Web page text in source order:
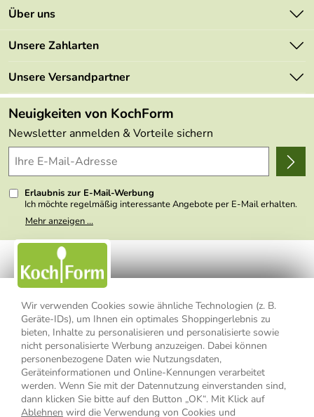
Wir verwenden Cookies sowie ähnliche Technologien (z. B.
Geräte-IDs), um Ihnen ein optimales Shoppingerlebnis zu
bieten, Inhalte zu personalisieren und personalisierte sowie
nicht personalisierte Werbung anzuzeigen. Dabei können
personenbezogene Daten wie Nutzungsdaten,
Geräteinformationen und Online-Kennungen verarbeitet
werden. Wenn Sie mit der Datennutzung einverstanden sind,
dann klicken Sie bitte auf den Button „OK“. Mit Klick auf
Ablehnen wird die Verwendung von Cookies und
Kontakt
Mehrwertsteuerfrei
Retourenportal
FAQs
Lieferbedingungen
Delivery Terms
Kundenlogin
Über uns
Marken
Angebote
Made in Germany
Themen
Wir über uns
Presse
Unsere Zahlarten
Unsere Versandpartner
Neuigkeiten von KochForm
Newsletter anmelden & Vorteile sichern
Erlaubnis zur E-Mail-Werbung
Ich möchte regelmäßig interessante Angebote per E-Mail erhalten.
Meine E-Mail-Adresse wird nicht an andere Unternehmen
weitergegeben. Zu statistischen Zwecken wird in anonymer Form
nicht erkennbar, welche konkrete Person geklickt hat. Diese
Einwilligung zur Nutzung meiner E-Mail- Adresse für Werbezwecke
kann ich jederzeit mit Wirkung für die Zukunft widerrufen, indem ich
den Link "Abmelden" am Ende des Newsletters anklicke oder die
Option Newsletter im Mitgliederbereich deaktiviere. Die
Mehr anzeigen ...
Impressum Datenschutzerklärung
AGB
Widerrufsbelehrung
Widerrufsformular
Vertrag widerrufen